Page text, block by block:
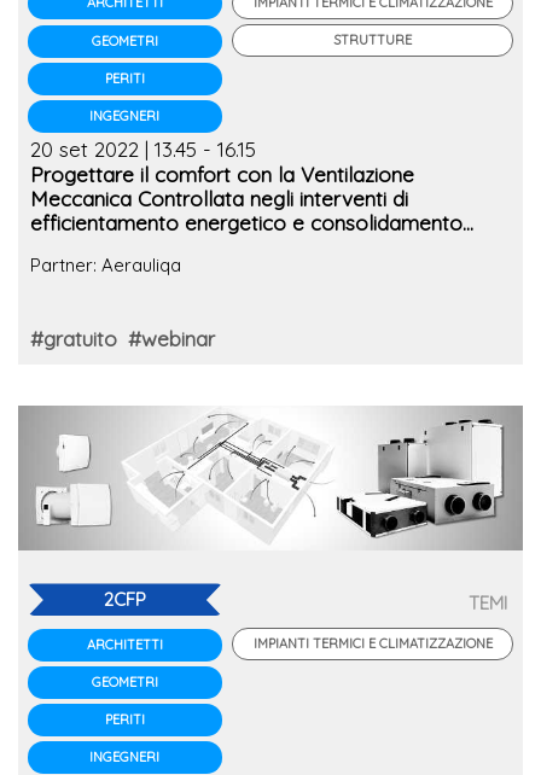
GEOMETRI
PERITI
INGEGNERI
STRUTTURE
20 set 2022 | 13.45 - 16.15
Progettare il comfort con la Ventilazione
Meccanica Controllata negli interventi di
efficientamento energetico e consolidamento
Partner: Aerauliqa
#gratuito #webinar
2CFP
ARCHITETTI
GEOMETRI
PERITI
INGEGNERI
TEMI
IMPIANTI TERMICI E CLIMATIZZAZIONE